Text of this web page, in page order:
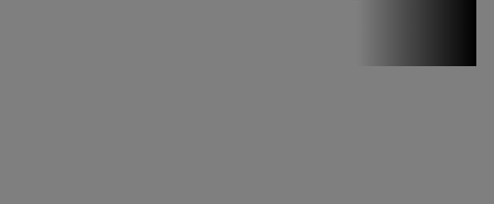
Stirile PRO TV